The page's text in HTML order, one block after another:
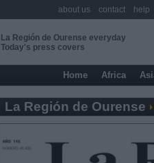
La Región de Ourense everyday
Today's press covers
Home Africa
La Región de Ourense
about us contact help